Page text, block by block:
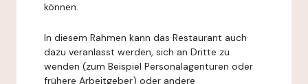
können.
In diesem Rahmen kann das Restaurant auch
dazu veranlasst werden, sich an Dritte zu
wenden (zum Beispiel Personalagenturen oder
frühere Arbeitgeber) oder andere